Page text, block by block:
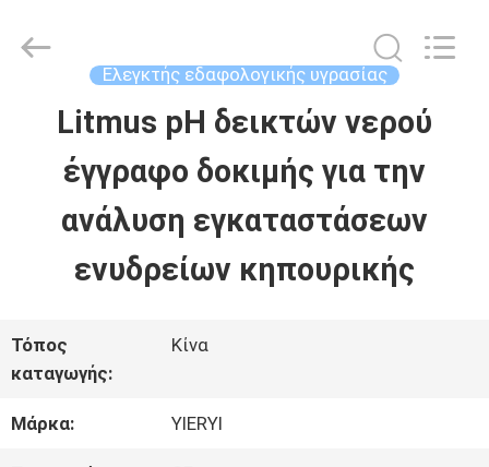
ΑΡΧΙΚΉ
ΣΕΛΊΔΑ
ΠΡΟΪΌΝΤΑ
ΣΧΕΤΙΚΆ
ΜΕ
ΕΜΆΣ
YIERYI
Ελεγκτής εδαφολογικής υγρασίας
Litmus pH δεικτών νερού
έγγραφο δοκιμής για την
ανάλυση εγκαταστάσεων
ενυδρείων κηπουρικής
Τόπος
καταγωγής:
Κίνα
Μάρκα: YIERYI